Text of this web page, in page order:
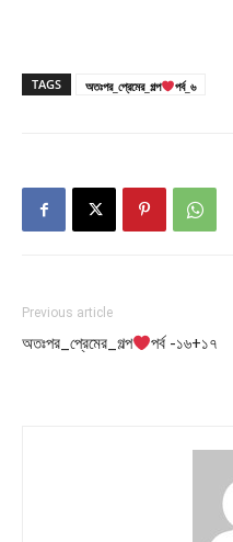
TAGS অতঃপর_প্রেমের_গল্প পর্ব_৬
Previous article
অতঃপর_প্রেমের_গল্প পর্ব -১৬+১৭